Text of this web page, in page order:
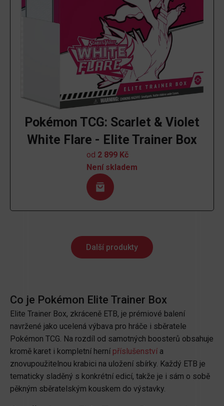
Pokémon TCG: Scarlet & Violet
White Flare - Elite Trainer Box
od 2 899 Kč
Není skladem
Další produkty
Co je Pokémon Elite Trainer Box
Elite Trainer Box, zkráceně ETB, je prémiové balení
navržené jako ucelená výbava pro hráče i sběratele
Pokémon TCG. Na rozdíl od samotných boosterů obsahuje
kromě karet i kompletní herní příslušenství a
znovupoužitelnou krabici na uložení sbírky. Každý ETB je
tematicky sladěný s konkrétní edicí, takže je i sám o sobě
pěkným sběratelským kouskem do výstavky.